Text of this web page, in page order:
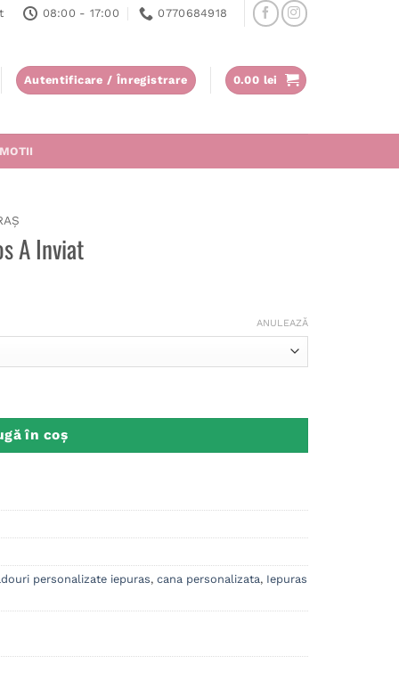
08:00 - 17:00 0770684918
Autentificare / Înregistrare 0.00 lei
A Inviat
ANULEAZĂ
în coș
personalizate iepuras, cana personalizata, Iepuras